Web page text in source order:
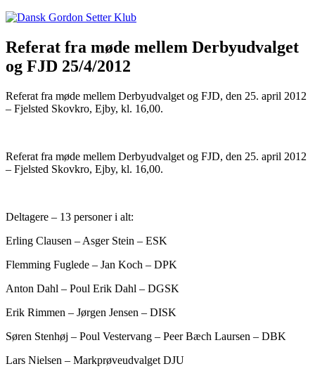
Referat fra møde mellem Derbyudvalget
og FJD 25/4/2012
Referat fra møde mellem Derbyudvalget og FJD, den 25. april 2012
– Fjelsted Skovkro, Ejby, kl. 16,00.
Referat fra møde mellem Derbyudvalget og FJD, den 25. april 2012
– Fjelsted Skovkro, Ejby, kl. 16,00.
Deltagere – 13 personer i alt:
Erling Clausen – Asger Stein – ESK
Flemming Fuglede – Jan Koch – DPK
Anton Dahl – Poul Erik Dahl – DGSK
Erik Rimmen – Jørgen Jensen – DISK
Søren Stenhøj – Poul Vestervang – Peer Bæch Laursen – DBK
Lars Nielsen – Markprøveudvalget DJU